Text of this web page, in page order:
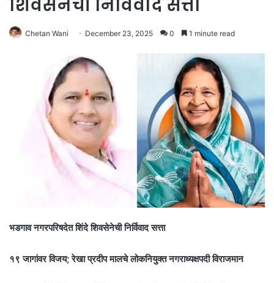
शिवसेनेची निर्विवाद सत्ता
Chetan Wani December 23, 2025 0 1 minute read
भडगाव नगरपरिषदेत शिंदे शिवसेनेची निर्विवाद सत्ता
१९ जागांवर विजय; रेखा प्रदीप मालचे लोकनियुक्त नगराध्यक्षपदी विराजमान